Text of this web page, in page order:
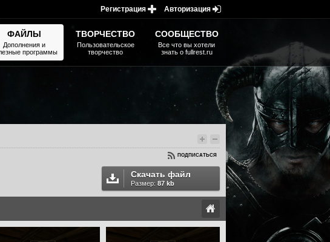
ПОДПИСАТЬСЯ
Скачать файл
Размер: 87 kb
ФАЙЛЫ
Дополнения и
программы
ТВОРЧЕСТВО
Пользовательское
творчество
СООБЩЕСТВО
Все что вы хотели
знать о fullrest.ru
Авторизация
Регистрация